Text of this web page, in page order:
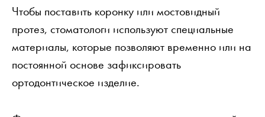
Чтобы поставить коронку или мостовидный
протез, стоматологи используют специальные
материалы, которые позволяют временно или на
постоянной основе зафиксировать
ортодонтическое изделие.